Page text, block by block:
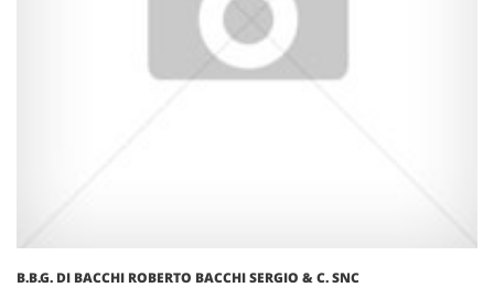
B.B.G. DI BACCHI ROBERTO BACCHI SERGIO & C. SNC